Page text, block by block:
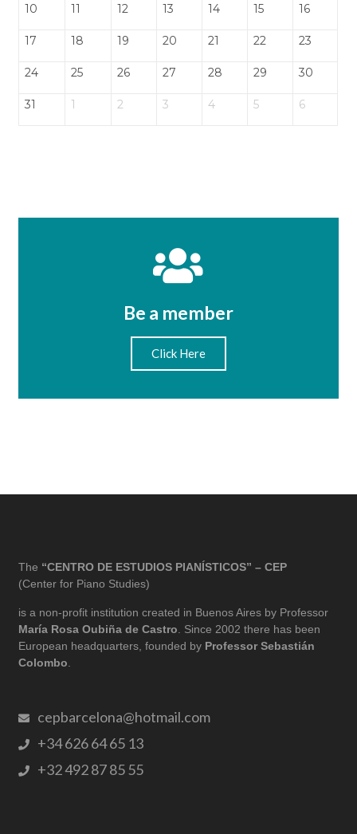
10 11 12 13 14 15 16
17 18 19 20 21 22 23
24 25 26 27 28 29 30
31 1 2 3 4 5 6
Be a member
Click Here
The “CENTRO DE ESTUDIOS PIANÍSTICOS” – CEP
(Center for Piano Studies)
is a non-profit institution created in Buenos Aires by Professor
María Rosa Oubiña de Castro . Since 2002 there has been
European headquarters, founded by Professor Sebastián
Colombo
cepbarcelona@hotmail.com
+34 626 64 65 13
+32 492 87 85 55